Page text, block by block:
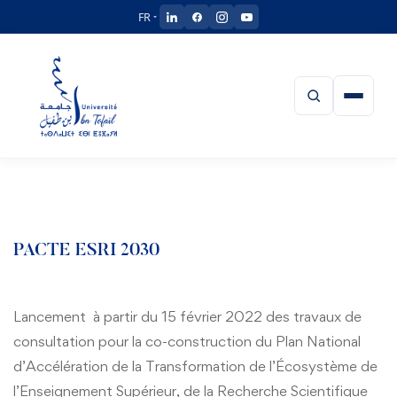
FR
Equipe Présidentielle
Président
Vice Président Chargé de la Recherche Scientifique et la
Coopération
Réglement intérieur de l’UIT
Faculté de Médecine, de Pharmacie et de Médecine Dentaire
Faculté des Langues des Lettres et des Arts
Faculté des Sciences Humaines et Sociales
CENTRES
Centre Universitaire d’Analyse, d’Expertise, de Transfert de
Technologie et d’Incubateur
FORMATION
PACTE ESRI 2030
Lancement à partir du 15 février 2022 des travaux de
consultation pour la co-construction du Plan National
d’Accélération de la Transformation de l’Écosystème de
l’Enseignement Supérieur, de la Recherche Scientifique